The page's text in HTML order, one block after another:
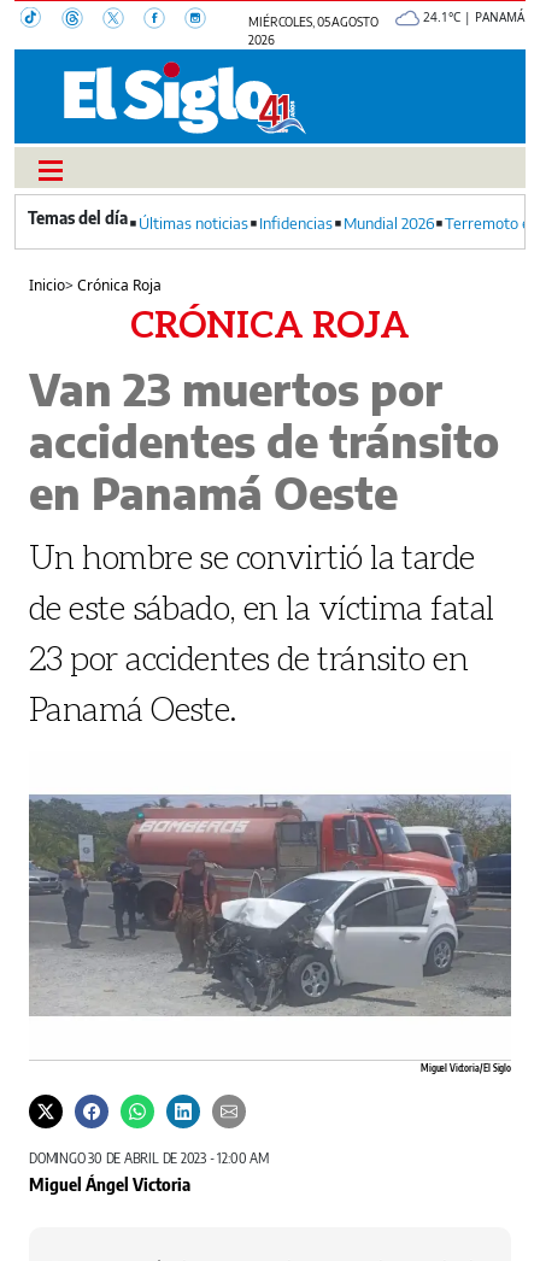
MIÉRCOLES, 05 AGOSTO
2026
24.1°C | PANAMÁ
Últimas noticias Infidencias Mundial 2026 Terremoto
Inicio>Crónica Roja
CRÓNICA ROJA
Van 23 muertos por
accidentes de tránsito
en Panamá Oeste
Un hombre se convirtió la tarde
de este sábado, en la víctima fatal
23 por accidentes de tránsito en
Panamá Oeste.
Miguel Victoria/ El Siglo
DOMINGO 30 DE ABRIL DE 2023 - 12:00 AM
Miguel Ángel Victoria